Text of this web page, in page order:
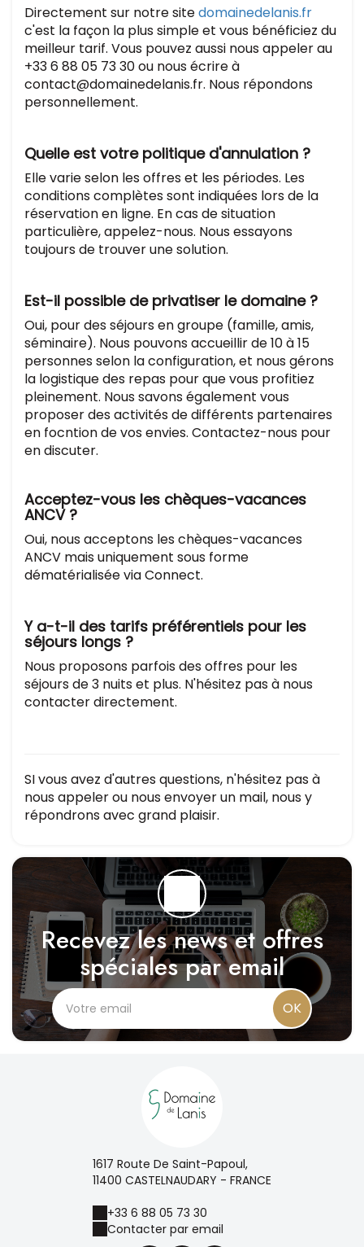
Directement sur notre sitedomainedelanis.fr
c'est la façon la plus simple et vous bénéficiez du
meilleur tarif. Vous pouvez aussi nous appeler au
+33 6 88 05 73 30 ou nous écrire à
contact@domainedelanis.fr. Nous répondons
personnellement.
Quelle est votre politique d'annulation ?
Elle varie selon les offres et les périodes. Les
conditions complètes sont indiquées lors de la
réservation en ligne. En cas de situation
particulière, appelez-nous. Nous essayons
toujours de trouver une solution.
Est-il possible de privatiser le domaine ?
Oui, pour des séjours en groupe (famille, amis,
séminaire). Nous pouvons accueillir de 10 à 15
personnes selon la configuration, et nous gérons
la logistique des repas pour que vous profitiez
pleinement. Nous savons également vous
proposer des activités de différents partenaires
en focntion de vos envies. Contactez-nous pour
en discuter.
Acceptez-vous les chèques-vacances
ANCV ?
Oui, nous acceptons les chèques-vacances
ANCV mais uniquement sous forme
dématérialisée via Connect.
Y a-t-il des tarifs préférentiels pour les
séjours longs ?
Nous proposons parfois des offres pour les
séjours de 3 nuits et plus. N'hésitez pas à nous
contacter directement.
SI vous avez d'autres questions, n'hésitez pas à
nous appeler ou nous envoyer un mail, nous y
répondrons avec grand plaisir.
Recevez les news et offres
spéciales par email
OK
1617 Route De Saint-Papoul,
11400 CASTELNAUDARY - FRANCE
+33 6 88 05 73 30
Contacter par email